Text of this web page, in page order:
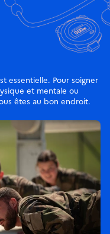
essentielle. Pour soigner
et mentale ou
êtes au bon endroit.